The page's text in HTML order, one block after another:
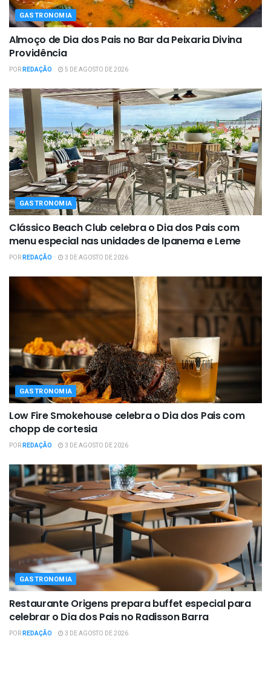
GASTRONOMIA
Almoço de Dia dos Pais no Bar da Peixaria Divina
Providência
PORREDAÇÃO 5 DE AGOSTO DE 2026
GASTRONOMIA
Clássico Beach Club celebra o Dia dos Pais com
menu especial nas unidades de Ipanema e Leme
PORREDAÇÃO 3 DE AGOSTO DE 2026
GASTRONOMIA
Low Fire Smokehouse celebra o Dia dos Pais com
chopp de cortesia
PORREDAÇÃO 3 DE AGOSTO DE 2026
GASTRONOMIA
Restaurante Origens prepara buffet especial para
celebrar o Dia dos Pais no Radisson Barra
PORREDAÇÃO 3 DE AGOSTO DE 2026